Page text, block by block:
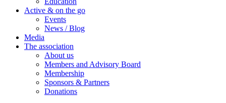
Active & on the go
Events
News / Blog
Media
The association
About us
Members and Advisory Board
Membership
Sponsors & Partners
Donations